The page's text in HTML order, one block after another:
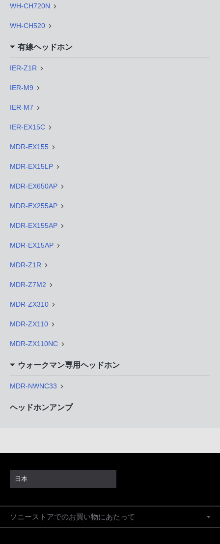
WH-CH720N
WH-CH520
有線ヘッドホン
IER-Z1R
IER-M9
IER-M7
IER-EX15C
MDR-EX155
MDR-EX15LP
MDR-EX650AP
MDR-EX255AP
MDR-EX155AP
MDR-EX15AP
MDR-Z1R
MDR-Z7M2
MDR-ZX310
MDR-ZX110
MDR-ZX110NC
ウォークマン専用ヘッドホン
MDR-NWNC33
ヘッドホンアンプ
日本
ソニーストアでのお買い物にあたって